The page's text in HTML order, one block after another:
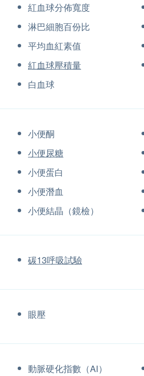
紅血球分佈寬度
淋巴細胞百份比
平均血紅素值
紅血球壓積量
白血球
小便酮
小便尿糖
小便蛋白
小便潛血
小便結晶（鏡檢）
碳13呼吸試驗
眼壓
動脈硬化指數（AI）